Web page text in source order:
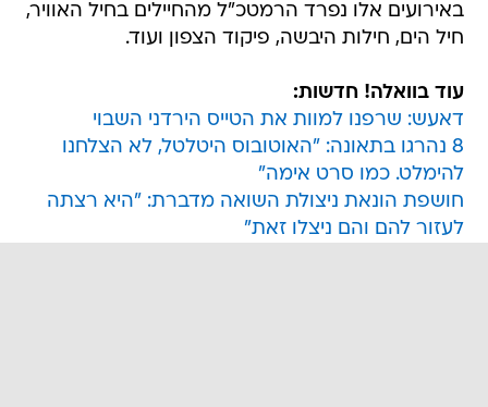
באירועים אלו נפרד הרמטכ"ל מהחיילים בחיל האוויר,
חיל הים, חילות היבשה, פיקוד הצפון ועוד.
עוד בוואלה! חדשות:
דאעש: שרפנו למוות את הטייס הירדני השבוי
8 נהרגו בתאונה: "האוטובוס היטלטל, לא הצלחנו
להימלט. כמו סרט אימה"
חושפת הונאת ניצולת השואה מדברת: "היא רצתה
לעזור להם והם ניצלו זאת"